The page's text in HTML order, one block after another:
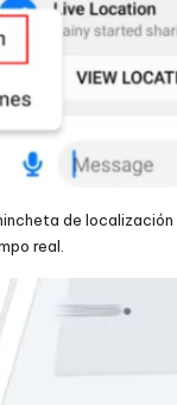
de localización
real.